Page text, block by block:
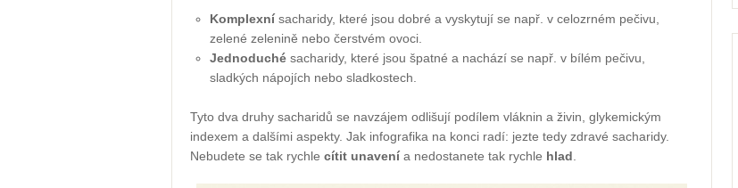
Komplexnísacharidy, které jsou dobré a vyskytují se např. v celozrném pečivu,
zelené zelenině nebo čerstvém ovoci.
Jednoduchésacharidy, které jsou špatné a nachází se např. v bílém pečivu,
sladkých nápojích nebo sladkostech.
Tyto dva druhy sacharidů se navzájem odlišují podílem vláknin a živin, glykemickým
indexem a dalšími aspekty. Jak infografika na konci radí: jezte tedy zdravé sacharidy.
Nebudete se tak rychle cítit unavení a nedostanete tak rychle hlad